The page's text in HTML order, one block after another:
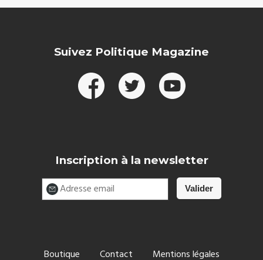
Suivez Politique Magazine
Inscription à la newsletter
Boutique Contact Mentions légales